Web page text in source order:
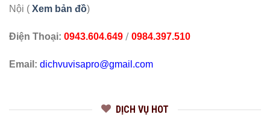
Nội ( Xem bản đồ)
Điện Thoại: 0943.604.649 / 0984.397.510
Email: dichvuvisapro@gmail.com
DỊCH VỤ HOT